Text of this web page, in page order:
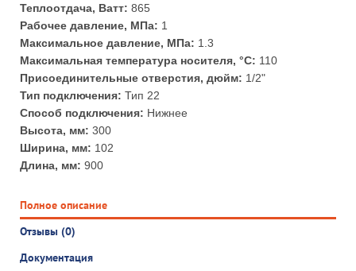
Теплоотдача, Ватт: 865
Рабочее давление, МПа: 1
Максимальное давление, МПа: 1.3
Максимальная температура носителя, °С: 110
Присоединительные отверстия, дюйм: 1/2"
Тип подключения: Тип 22
Способ подключения: Нижнее
Высота, мм: 300
Ширина, мм: 102
Длина, мм: 900
Полное описание
Отзывы (0)
Документация